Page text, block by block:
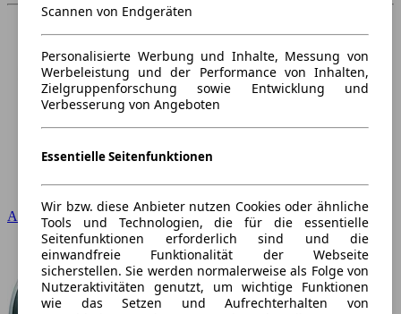
Audi
Scannen von Endgeräten
Personalisierte Werbung und Inhalte, Messung von
Werbeleistung und der Performance von Inhalten,
Zielgruppenforschung sowie Entwicklung und
Verbesserung von Angeboten
Essentielle Seitenfunktionen
Wir bzw. diese Anbieter nutzen Cookies oder ähnliche
Tools und Technologien, die für die essentielle
Seitenfunktionen erforderlich sind und die
einwandfreie Funktionalität der Webseite
sicherstellen. Sie werden normalerweise als Folge von
Nutzeraktivitäten genutzt, um wichtige Funktionen
wie das Setzen und Aufrechterhalten von